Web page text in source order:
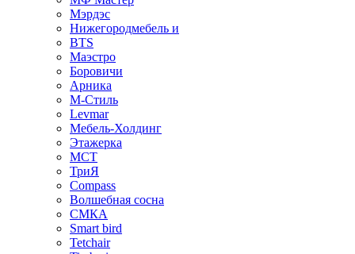
Мэрдэс
Нижегородмебель и
BTS
Маэстро
Боровичи
Арника
М-Стиль
Levmar
Мебель-Холдинг
Этажерка
МСТ
ТриЯ
Compass
Волшебная сосна
СМКА
Smart bird
Tetchair